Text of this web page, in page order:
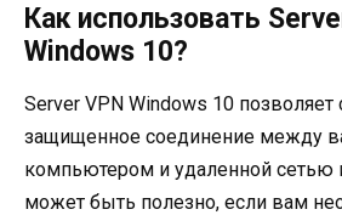
Как использовать
Windows 10?
Server VPN Windows 10 позволяет
защищенное соединение между
компьютером и удаленной сетью
может быть полезно, если вам